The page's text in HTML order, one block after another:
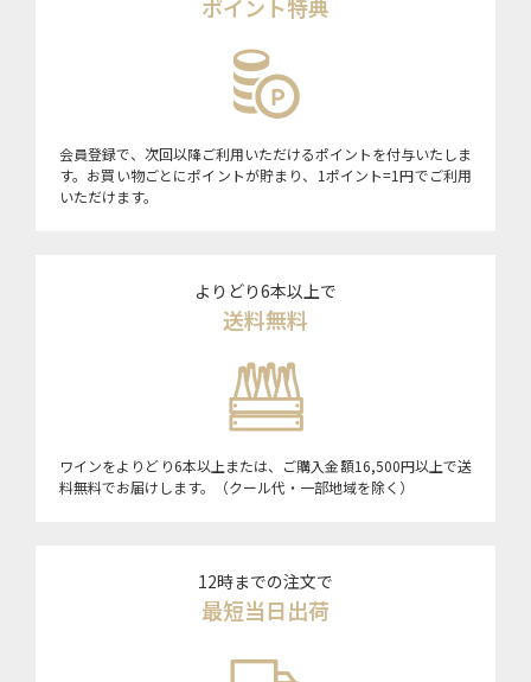
ポイント特典
会員登録で、次回以降ご利用いただけるポイントを付与いたしま
す。お買い物ごとにポイントが貯まり、1ポイント=1円でご利用
いただけます。
よりどり6本以上で
送料無料
ワインをよりどり6本以上または、ご購入金額16,500円以上で送
料無料でお届けします。（クール代・一部地域を除く）
12時までの注文で
最短当日出荷